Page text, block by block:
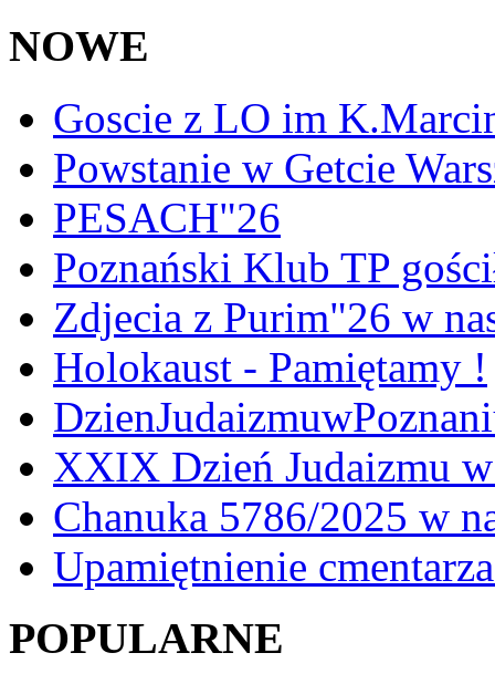
NOWE
Goscie z LO im
Powstanie w Getcie
PESACH"26
Poznański Klub TP
Zdjecia z Purim"26 w
Holokaust - Pamiętamy !
XXIX Dzień Judaizmu
Chanuka 5786/2025 w
Upamiętnienie
POPULARNE